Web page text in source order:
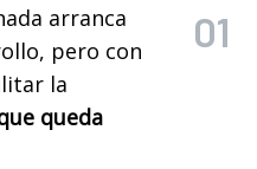
arranca
pero con
la
queda